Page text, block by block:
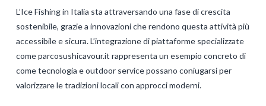
L’Ice Fishing in Italia sta attraversando una fase di crescita
sostenibile, grazie a innovazioni che rendono questa attività più
accessibile e sicura. L’integrazione di piattaforme specializzate
come parcosushicavour.it rappresenta un esempio concreto di
come tecnologia e outdoor service possano coniugarsi per
valorizzare le tradizioni locali con approcci moderni.